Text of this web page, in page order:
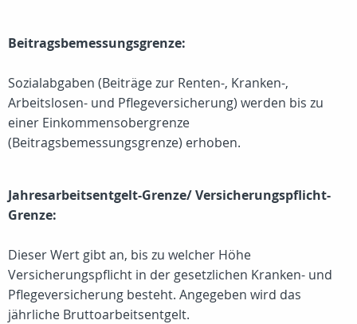
Beitragsbemessungsgrenze:
Sozialabgaben (Beiträge zur Renten-, Kranken-,
Arbeitslosen- und Pflegeversicherung) werden bis zu
einer Einkommensobergrenze
(Beitragsbemessungsgrenze) erhoben.
Jahresarbeitsentgelt-Grenze/ Versicherungspflicht-
Grenze:
Dieser Wert gibt an, bis zu welcher Höhe
Versicherungspflicht in der gesetzlichen Kranken- und
Pflegeversicherung besteht. Angegeben wird das
jährliche Bruttoarbeitsentgelt.